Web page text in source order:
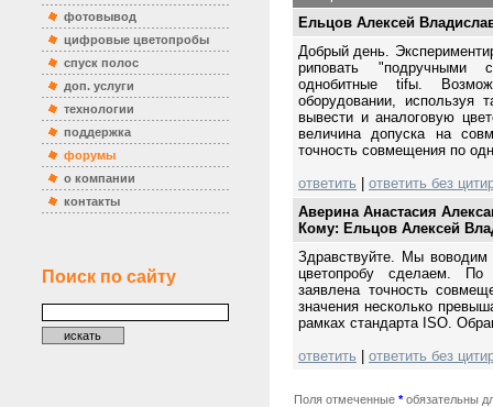
фотовывод
цифровые цветопробы
спуск полос
доп. услуги
технологии
поддержка
форумы
о компании
контакты
Поиск по сайту
Ельцов Алексей
Добрый день.
риповать "подручными
однобитные tifы.
оборудовании,
вывести и аналоговую
величина допуска на
точность совмещения по
ответить
ответить без
Аверина Анастасия
Кому: Ельцов Алексей
Здравствуйте. Мы воводим
цветопробу сделаем. По
заявлена точность
значения несколько
рамках стандарта ISO.
ответить
ответить без
Поля отмеченные *обязательны